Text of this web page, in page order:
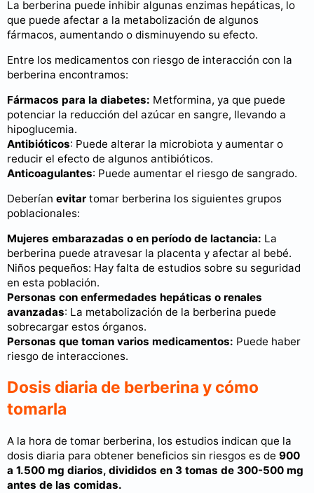
La berberina puede inhibir algunas enzimas hepáticas, lo
que puede afectar a la metabolización de algunos
fármacos, aumentando o disminuyendo su efecto.
Entre los medicamentos con riesgo de interacción con la
berberina encontramos:
Fármacos para la diabetes: Metformina, ya que puede
potenciar la reducción del azúcar en sangre, llevando a
hipoglucemia.
Antibióticos: Puede alterar la microbiota y aumentar o
reducir el efecto de algunos antibióticos.
Anticoagulantes: Puede aumentar el riesgo de sangrado.
Deberían evitar tomar berberina los siguientes grupos
poblacionales:
Mujeres embarazadas o en período de lactancia: La
berberina puede atravesar la placenta y afectar al bebé.
Niños pequeños: Hay falta de estudios sobre su seguridad
en esta población.
Personas con enfermedades hepáticas o renales
avanzadas: La metabolización de la berberina puede
sobrecargar estos órganos.
Personas que toman varios medicamentos: Puede haber
riesgo de interacciones.
Dosis diaria de berberina y cómo
tomarla
A la hora de tomar berberina, los estudios indican que la
dosis diaria para obtener beneficios sin riesgos es de 900
a 1.500 mg diarios, divididos en 3 tomas de 300-500 mg
antes de las comidas.